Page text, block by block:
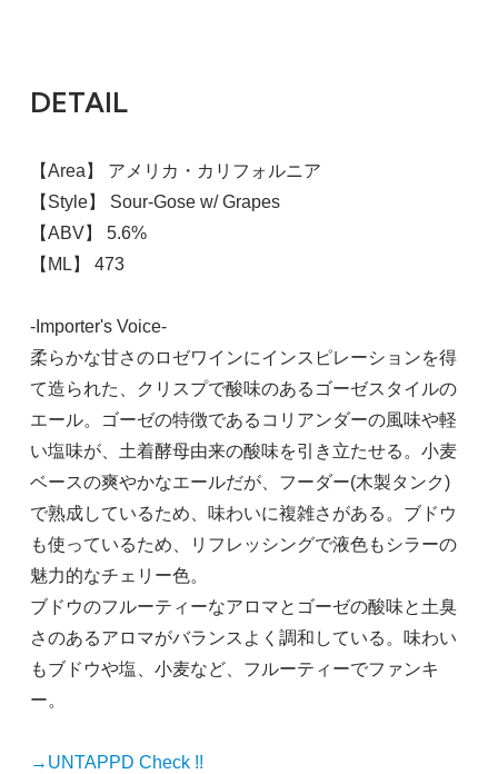
DETAIL
【Area】 アメリカ・カリフォルニア
【Style】 Sour-Gose w/ Grapes
【ABV】 5.6%
【ML】 473
-Importer's Voice-
柔らかな甘さのロゼワインにインスピレーションを得
て造られた、クリスプで酸味のあるゴーゼスタイルの
エール。ゴーゼの特徴であるコリアンダーの風味や軽
い塩味が、土着酵母由来の酸味を引き立たせる。小麦
ベースの爽やかなエールだが、フーダー(木製タンク)
で熟成しているため、味わいに複雑さがある。ブドウ
も使っているため、リフレッシングで液色もシラーの
魅力的なチェリー色。
ブドウのフルーティーなアロマとゴーゼの酸味と土臭
さのあるアロマがバランスよく調和している。味わい
もブドウや塩、小麦など、フルーティーでファンキ
ー。
→UNTAPPD Check !!